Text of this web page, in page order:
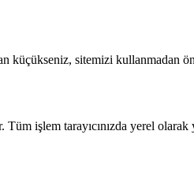
küçükseniz, sitemizi kullanmadan
işlem tarayıcınızda yerel olarak